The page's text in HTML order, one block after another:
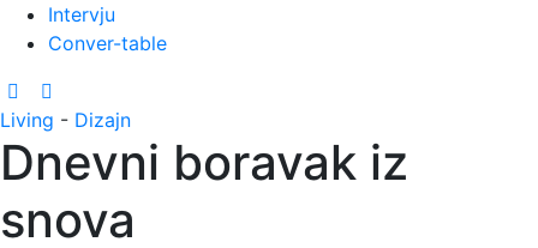
Intervju
Conver-table
Living - Dizajn
Dnevni boravak iz
snova